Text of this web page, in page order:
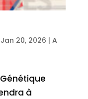
Jan 20, 2026 | A
à